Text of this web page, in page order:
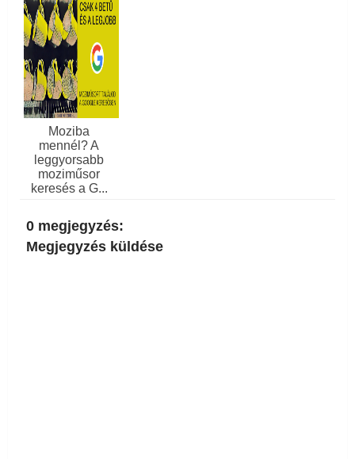
Moziba
mennél? A
leggyorsabb
moziműsor
keresés a G...
0 megjegyzés:
Megjegyzés küldése